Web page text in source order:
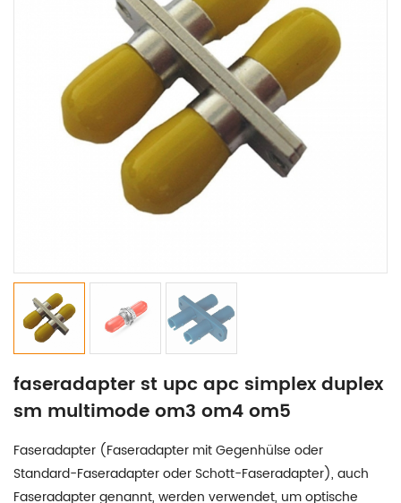
faseradapter st upc apc simplex duplex
sm multimode om3 om4 om5
Faseradapter (Faseradapter mit Gegenhülse oder
Standard-Faseradapter oder Schott-Faseradapter), auch
Faseradapter genannt, werden verwendet, um optische